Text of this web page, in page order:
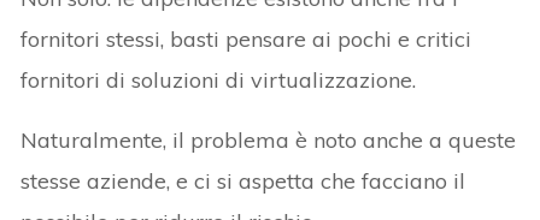
fornitori stessi, basti pensare ai pochi e critici
fornitori di soluzioni di virtualizzazione.
Naturalmente, il problema è noto anche a queste
stesse aziende, e ci si aspetta che facciano il